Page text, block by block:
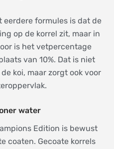
eerdere formules is dat de
op de korrel zit, maar in
is het vetpercentage
van 10%. Dat is niet
koi, maar zorgt ook voor
water
Edition is bewust
coaten. Gecoate korrels